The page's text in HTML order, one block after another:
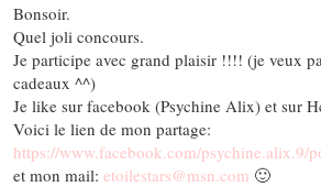
Bonsoir.
Quel joli concours.
Je participe avec grand plaisir !!!! (je veux
cadeaux ^^)
Je like sur facebook (Psychine Alix) et sur
Voici le lien de mon partage:
https://www.facebook.com/psychine.alix.9/
et mon mail: etoilestars@msn.com 🙂